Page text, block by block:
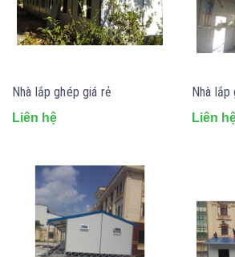
Nhà lắp ghép giá rẻ
Liên hệ
Nhà lắp
Liên